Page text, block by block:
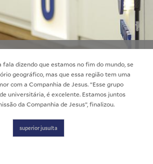
dizendo que estamos no fim do mundo, se
geográfico, mas que essa região tem uma
com a Companhia de Jesus. “Esse grupo
universitária, é excelente. Estamos juntos
da Companhia de Jesus”, finalizou.
superior jusuíta